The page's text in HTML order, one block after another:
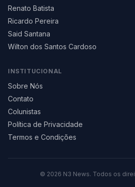
Renato Batista
Ricardo Pereira
Said Santana
Wilton dos Santos Cardoso
INSTITUCIONAL
Sobre Nós
Contato
Colunistas
Política de Privacidade
Termos e Condições
© 2026 N3 News. Todos os